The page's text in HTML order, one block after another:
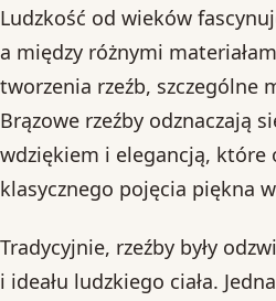
Ludzkość od wieków
a między różnymi
tworzenia rzeźb, szczególne
Brązowe rzeźby odznaczają
wdziękiem i elegancją, które
klasycznego pojęcia piękna
Tradycyjnie, rzeźby były
i ideału ludzkiego ciała.